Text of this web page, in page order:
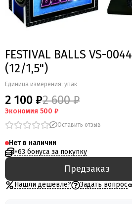
Мегапир
BestSalut
Бомбардир
УПЗ
Веселая Затея
Салют России
Русская петарда
FESTIVAL BALLS VS-0044
(12/1,5")
Единица измерения: упак
2 100 ₽2 600 ₽
Экономия 500 ₽
Оставить отзыв
Нет в наличии
+63 бонуса за покупку
Предзаказ
Нашли дешевле? Задать вопрос